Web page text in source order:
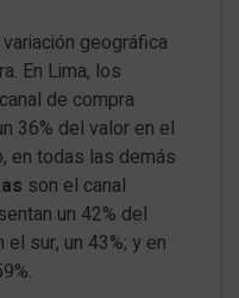
geográfica
En Lima, los
de compra
36% del valor en el
en todas las demás
son el canal
un 42% del
sur, un 43%; y en